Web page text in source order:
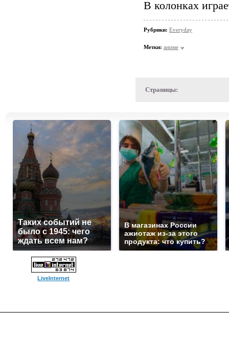
В колонках
Рубрики: Everyday
Метки: аниме
Страницы:
Таких событий не
было с 1945: чего
ждать всем нам?
В магазинах России
ажиотаж из-за этого
продукта: что купить?
LiveInternet